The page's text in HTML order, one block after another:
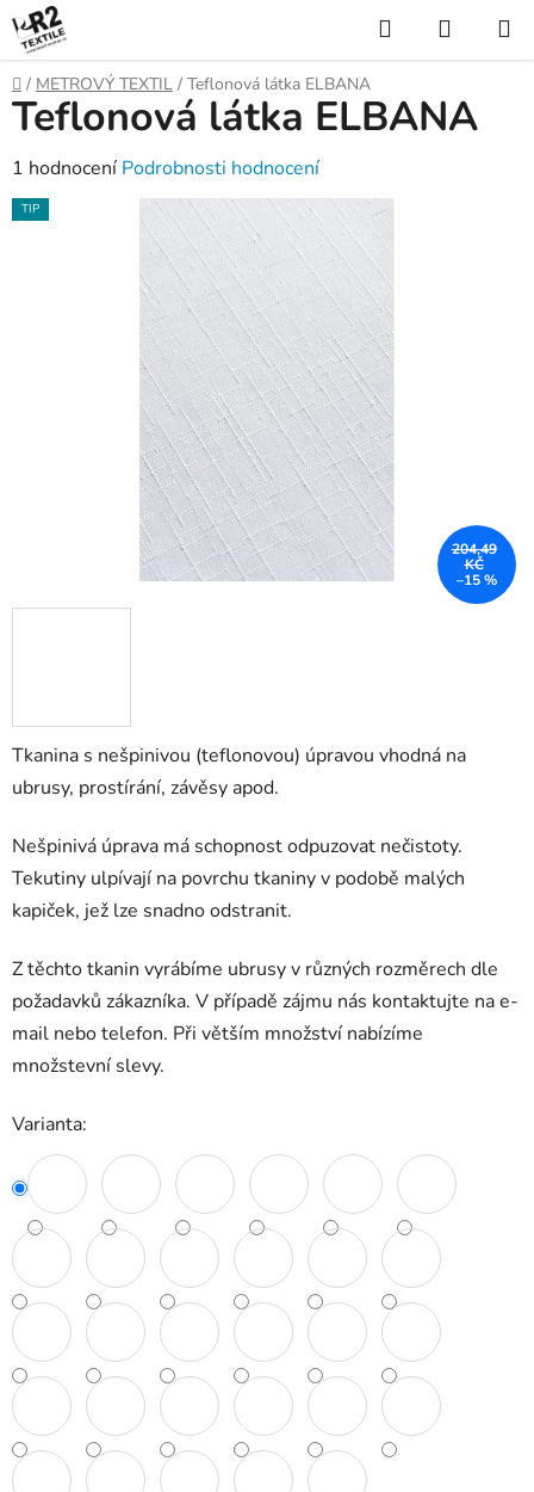
Přejít
na
obsah
Hledat
KOŠÍK
Domů
/ METROVÝ TEXTIL / Teflonová látka ELBANA
Tkanina s nešpinivou (teflonovou) úpravou vhodná na
ubrusy, prostírání, závěsy apod.
Nešpinivá úprava má schopnost odpuzovat nečistoty.
Tekutiny ulpívají na povrchu tkaniny v podobě malých
kapiček, jež lze snadno odstranit.
Z těchto tkanin vyrábíme ubrusy v různých rozměrech dle
požadavků zákazníka. V případě zájmu nás kontaktujte na e-
mail nebo telefon. Při větším množství nabízíme
množstevní slevy.
Varianta:
Teflonová látka ELBANA
Průměrné
hodnocení
1 hodnocení Podrobnosti hodnocení
TIP
204,49
KČ
–15 %